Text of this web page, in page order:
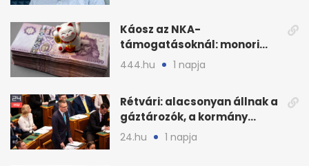
Káosz az NKA-
támogatásoknál: monori
civilek elszámolásai és
444.hu 1 napja
Rétvári: alacsonyan állnak a
gáztározók, a kormány
válságról válságra jut
24.hu 1 napja